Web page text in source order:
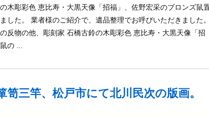
木彫彩色 恵比寿・大黒天像「招福」、佐野宏采のブロンズ鼠
した。 業者様のご紹介で、遺品整理でお呼びいただきました
反物の他、彫刻家 石橋古鈴の木彫彩色 恵比寿・大黒天像「招
の ...
三竿、松戸市にて北川民次の版画。